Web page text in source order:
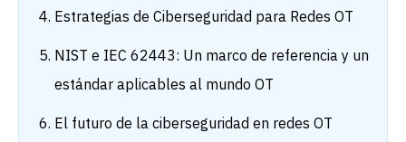
Estrategias de Ciberseguridad para Redes OT
NIST e IEC 62443: Un marco de referencia y un
estándar aplicables al mundo OT
El futuro de la ciberseguridad en redes OT